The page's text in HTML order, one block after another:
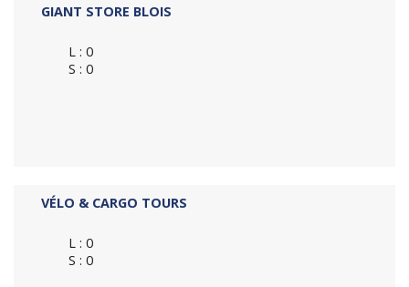
GIANT STORE BLOIS
L : 0
S : 0
VÉLO & CARGO TOURS
L : 0
S : 0